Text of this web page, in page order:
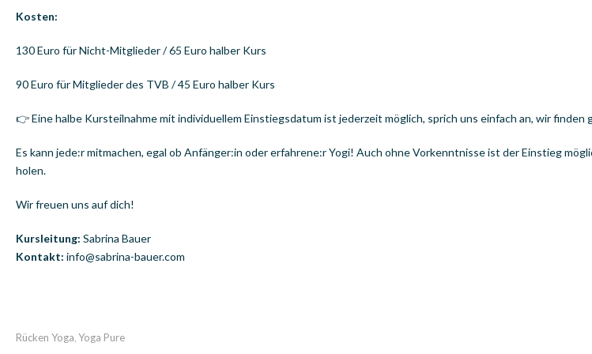
Kosten:
130 Euro für Nicht-Mitglieder / 65 Euro halber Kurs
90 Euro für Mitglieder des TVB / 45 Euro halber Kurs
👉 Eine halbe Kursteilnahme mit individuellem Einstiegsdatum ist jederzeit möglich, sprich uns einfach an, wir finden
Es kann jede:r mitmachen, egal ob Anfänger:in oder erfahrene:r Yogi! Auch ohne Vorkenntnisse ist der Einstieg
holen.
Wir freuen uns auf dich!
Kursleitung: Sabrina Bauer
Kontakt: info@sabrina-bauer.com
Rücken Yoga Yoga Pure